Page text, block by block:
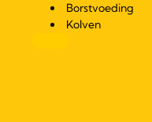
Borstvoeding
Kolven